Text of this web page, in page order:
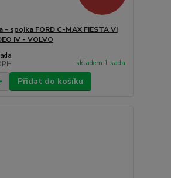
- spojka FORD C-MAX FIESTA VI
IV - VOLVO
skladem 1 sada
Přidat do košíku